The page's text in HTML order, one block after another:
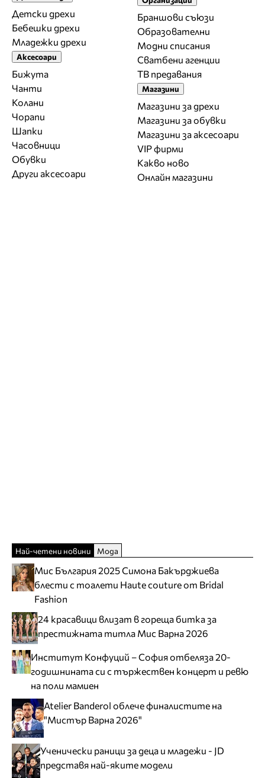
Детски дрехи
Бебешки дрехи
Младежки дрехи
Аксесоари
Бижута
Чанти
Колани
Чорапи
Шапки
Часовници
Обувки
Други аксесоари
Браншови съюзи
Образователни
Модни списания
Сватбени агенции
ТВ предавания
Магазини
Магазини за дрехи
Магазини за обувки
Магазини за aксесоари
VIP фирми
Какво ново
Онлайн магазини
Най-четени новини Мода
Мис България 2025 Симона Бакърджиева
блести с тоалети Haute couture от Bridal
Fashion
24 красавици влизат в гореща битка за
престижната титла Мис Варна 2026
Институт Конфуций – София отбеляза 20-
годишнината си с тържествен концерт и ревю
на поли мамиен
Atelier Banderol облече финалистите на
"Мистър Варна 2026"
Ученически раници за деца и младежи - JD
представя най-яките модели